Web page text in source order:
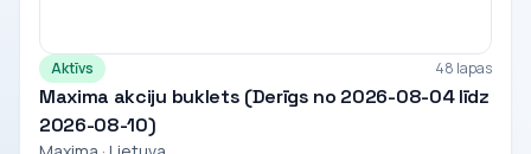
Aktīvs 48 lapas
Maxima akciju buklets (Derīgs no 2026-08-04 līdz
2026-08-10)